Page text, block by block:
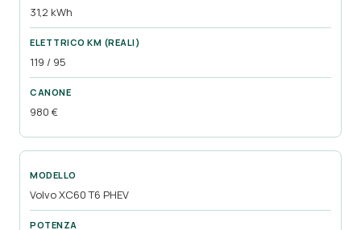
31,2 kWh
119 / 95
980 €
Volvo XC60 T6 PHEV